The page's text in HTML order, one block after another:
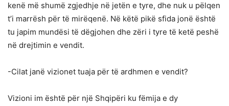
kenë më shumë zgjedhje në jetën e tyre, dhe nuk u pëlqen
t’i marrësh për të mirëqenë. Në këtë pikë sfida jonë është
tu japim mundësi të dëgjohen dhe zëri i tyre të ketë peshë
në drejtimin e vendit.
-Cilat janë vizionet tuaja për të ardhmen e vendit?
Vizioni im është për një Shqipëri ku fëmija e dy